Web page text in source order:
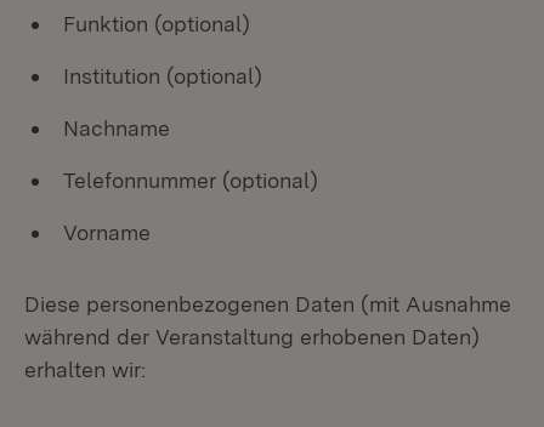
Funktion (optional)
Institution (optional)
Nachname
Telefonnummer (optional)
Vorname
Diese personenbezogenen Daten (mit Ausnahme
während der Veranstaltung erhobenen Daten)
erhalten wir: